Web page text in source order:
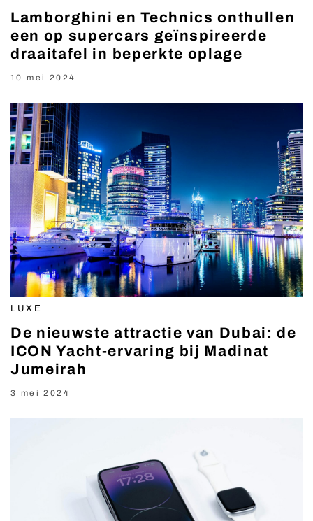
Lamborghini en Technics onthullen
een op supercars geïnspireerde
draaitafel in beperkte oplage
10 mei 2024
LUXE
De nieuwste attractie van Dubai: de
ICON Yacht-ervaring bij Madinat
Jumeirah
3 mei 2024